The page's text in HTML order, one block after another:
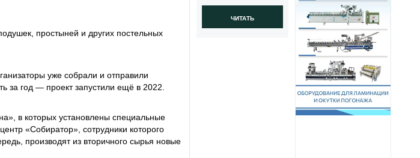
простыней и других постельных
уже собрали и отправили
за год — проект запустили ещё в 2022.
в которых установлены специальные
«Собиратор», сотрудники которого
производят из вторичного сырья новые
ЧИТАТЬ